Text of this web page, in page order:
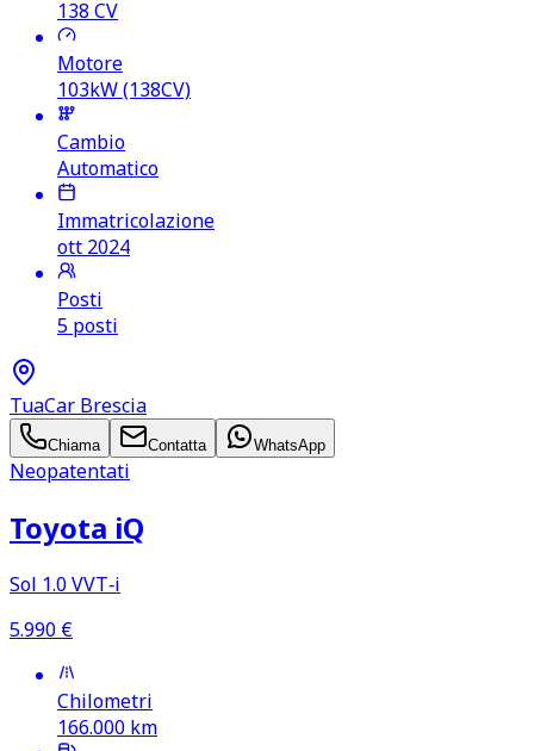
138 CV
Motore
103kW (138CV)
Cambio
Automatico
Immatricolazione
ott 2024
Posti
5 posti
TuaCar Brescia
Chiama Contatta WhatsApp
Neopatentati
Toyota iQ
Sol 1.0 VVT‑i
5.990 €
Chilometri
166.000 km